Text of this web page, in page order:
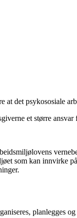
det psykososiale
et større
som kan innvirke